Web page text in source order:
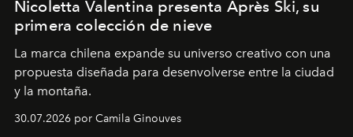
Nicoletta Valentina presenta Après Ski, su
primera colección de nieve
La marca chilena expande su universo creativo con una
propuesta diseñada para desenvolverse entre la ciudad
y la montaña.
30.07.2026 por Camila Ginouves